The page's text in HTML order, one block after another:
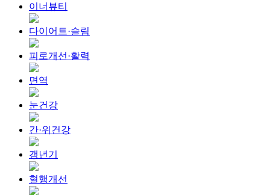
이너뷰티
다이어트·슬림
피로개선·활력
면역
눈건강
간·위건강
갱년기
혈행개선